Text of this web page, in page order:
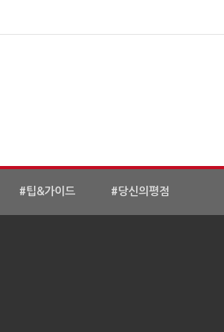
#팁&가이드 #당신의평점